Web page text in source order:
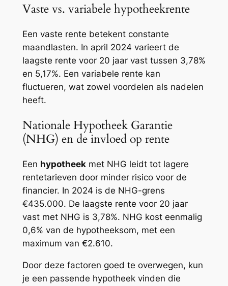
Vaste vs. variabele hypotheekrente
Een vaste rente betekent constante
maandlasten. In april 2024 varieert de
laagste rente voor 20 jaar vast tussen 3,78%
en 5,17%. Een variabele rente kan
fluctueren, wat zowel voordelen als nadelen
heeft.
Nationale Hypotheek Garantie
(NHG) en de invloed op rente
Een hypotheekmet NHG leidt tot lagere
rentetarieven door minder risico voor de
financier. In 2024 is de NHG-grens
€435.000. De laagste rente voor 20 jaar
vast met NHG is 3,78%. NHG kost eenmalig
0,6% van de hypotheeksom, met een
maximum van €2.610.
Door deze factoren goed te overwegen, kun
je een passende hypotheek vinden die